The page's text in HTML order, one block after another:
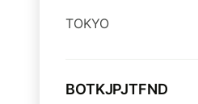
TOKYO
BOTKJPJTFND